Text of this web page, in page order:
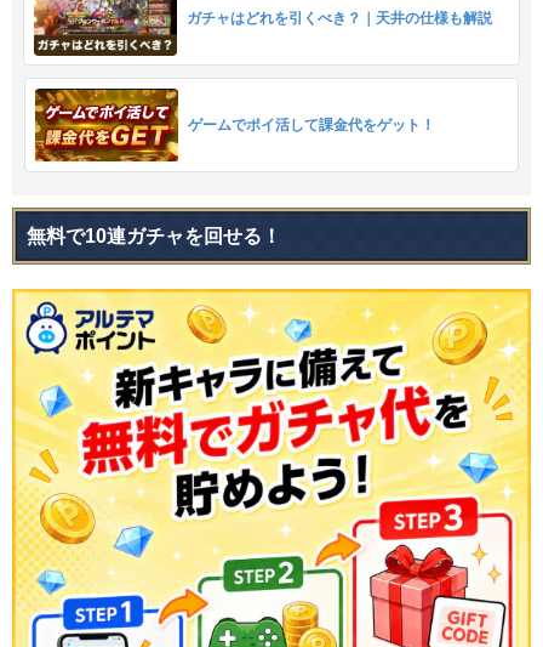
ガチャはどれを引くべき？｜天井の仕様も解説
ゲームでポイ活して課金代をゲット！
無料で10連ガチャを回せる！